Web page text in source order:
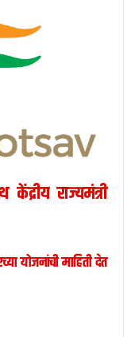
केंद्रीय राज्यमंत्री
योजनांची माहिती देत